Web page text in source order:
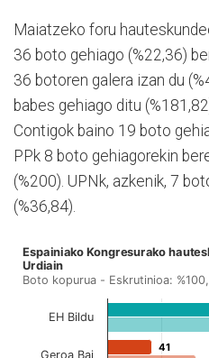
Maiatzeko foru
36 boto gehiago (%22,36)
36 botoren galera izan du
babes gehiago ditu
Contigok baino 19 boto
PPk 8 boto gehiagorekin
(%200). UPNk, azkenik, 7
(%36,84).